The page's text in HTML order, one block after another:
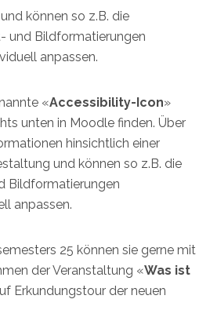
können so z.B. die
und Bildformatierungen
anpassen.
«Accessibility-Icon»
unten in Moodle finden. Über
hinsichtlich einer
und können so z.B. die
Bildformatierungen
anpassen.
25 können sie gerne mit
der Veranstaltung «Was ist
Erkundungstour der neuen